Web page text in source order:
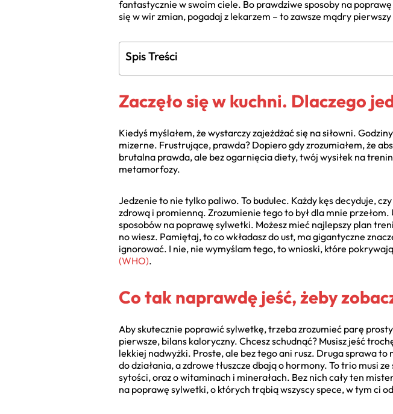
fantastycznie w swoim ciele. Bo prawdziwe sposoby na
się w wir zmian, pogadaj z lekarzem – to zawsze mądry
Spis Treści
Zaczęło się w kuchni. Dlaczego
Kiedyś myślałem, że wystarczy zajeżdżać się na siłowni.
mizerne. Frustrujące, prawda? Dopiero gdy zrozumiałem, że
brutalna prawda, ale bez ogarnięcia diety, twój wysiłek na
metamorfozy.
Jedzenie to nie tylko paliwo. To budulec. Każdy kęs decyduje,
zdrową i promienną. Zrozumienie tego to był dla mnie
sposobów na poprawę sylwetki. Możesz mieć najlepszy plan
no wiesz. Pamiętaj, to co wkładasz do ust, ma gigantyczne
ignorować. I nie, nie wymyślam tego, to wnioski, które
(WHO).
Co tak naprawdę jeść, żeby
Aby skutecznie poprawić sylwetkę, trzeba zrozumieć parę
pierwsze, bilans kaloryczny. Chcesz schudnąć? Musisz jeść
lekkiej nadwyżki. Proste, ale bez tego ani rusz. Druga sprawa
do działania, a zdrowe tłuszcze dbają o hormony. To trio musi
sytości, oraz o witaminach i minerałach. Bez nich cały ten
na poprawę sylwetki, o których trąbią wszyscy spece, w tym ci